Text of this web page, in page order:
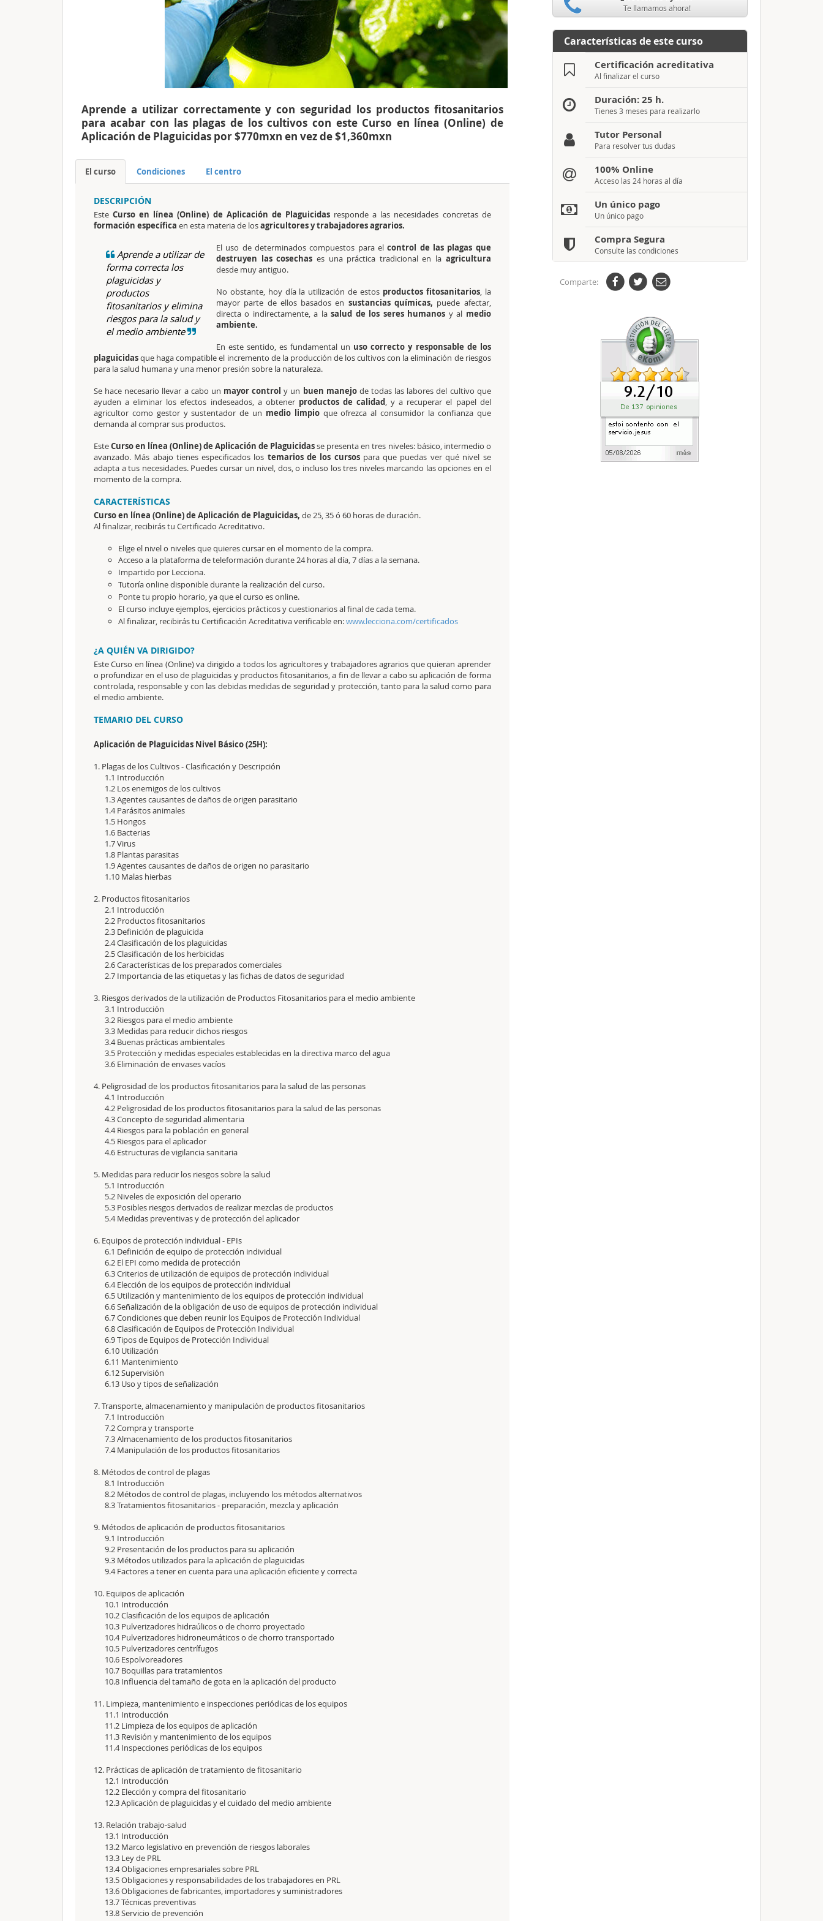
Aprende a utilizar correctamente y con seguridad los productos fitosanitarios
para acabar con las plagas de los cultivos con este Curso en línea (Online) de
Aplicación de Plaguicidas por $770mxn en vez de $1,360mxn
El curso Condiciones El centro
DESCRIPCIÓN
EsteCurso en línea (Online) de Aplicación de Plaguicidasresponde a las necesidades concretas de
formación específica en esta materia de losagricultores y trabajadores agrarios.
Aprende a utilizar de
forma correcta los
plaguicidas y
productos
fitosanitarios y elimina
riesgos para la salud y
el medio ambiente
El uso de determinados compuestos para elcontrol de las plagas que
destruyen las cosechas es una práctica tradicional en la agricultura
desde muy antiguo.
No obstante, hoy día la utilización de estos productos fitosanitarios, la
mayor parte de ellos basados en sustancias químicas, puede afectar,
directa o indirectamente, a lasalud de los seres humanos y al medio
ambiente.
En este sentido, es fundamental un uso correcto y responsable de los
plaguicidasque haga compatible el incremento de la producción de los cultivos con la eliminación de riesgos
para la salud humana y una menor presión sobre la naturaleza.
Se hace necesario llevar a cabo un mayor control y un buen manejo de todas las labores del cultivo que
ayuden a eliminar los efectos indeseados, a obtener productos de calidad, y a recuperar el papel del
agricultor como gestor y sustentador de un medio limpioque ofrezca al consumidor la confianza que
demanda al comprar sus productos.
EsteCurso en línea (Online) de Aplicación de Plaguicidasse presenta en tres niveles: básico, intermedio o
avanzado. Más abajo tienes especificados los temarios de los cursospara que puedas ver qué nivel se
adapta a tus necesidades. Puedes cursar un nivel, dos, o incluso los tres niveles marcando las opciones en el
momento de la compra.
CARACTERÍSTICAS
Curso en línea (Online) de Aplicación de Plaguicidas, de 25, 35 ó 60 horas de duración.
Al finalizar, recibirás tu Certificado Acreditativo.
Elige el nivel o niveles que quieres cursar en el momento de la compra.
Acceso a la plataforma de teleformación durante 24 horas al día, 7 días a la semana.
Impartido por Lecciona.
Tutoría online disponible durante la realización del curso.
Ponte tu propio horario, ya que el curso es online.
El curso incluye ejemplos, ejercicios prácticos y cuestionarios al final de cada tema.
Al finalizar, recibirás tu Certificación Acreditativa verificable en:www.lecciona.com/certificados
¿A QUIÉN VA DIRIGIDO?
Este Curso en línea (Online) va dirigido a todos los agricultores y trabajadores agrarios que quieran aprender
o profundizar en el uso de plaguicidas y productos fitosanitarios, a fin de llevar a cabo su aplicación de forma
controlada, responsable y con las debidas medidas de seguridad y protección, tanto para la salud como para
el medio ambiente.
TEMARIO DEL CURSO
Aplicación de Plaguicidas Nivel Básico (25H):
1. Plagas de los Cultivos - Clasificación y Descripción
1.1 Introducción
1.2 Los enemigos de los cultivos
1.3 Agentes causantes de daños de origen parasitario
1.4 Parásitos animales
1.5 Hongos
1.6 Bacterias
1.7 Virus
1.8 Plantas parasitas
1.9 Agentes causantes de daños de origen no parasitario
1.10 Malas hierbas
2. Productos fitosanitarios
2.1 Introducción
2.2 Productos fitosanitarios
2.3 Definición de plaguicida
2.4 Clasificación de los plaguicidas
2.5 Clasificación de los herbicidas
2.6 Características de los preparados comerciales
2.7 Importancia de las etiquetas y las fichas de datos de seguridad
3. Riesgos derivados de la utilización de Productos Fitosanitarios para el medio ambiente
3.1 Introducción
3.2 Riesgos para el medio ambiente
3.3 Medidas para reducir dichos riesgos
3.4 Buenas prácticas ambientales
3.5 Protección y medidas especiales establecidas en la directiva marco del agua
3.6 Eliminación de envases vacíos
4. Peligrosidad de los productos fitosanitarios para la salud de las personas
4.1 Introducción
4.2 Peligrosidad de los productos fitosanitarios para la salud de las personas
4.3 Concepto de seguridad alimentaria
4.4 Riesgos para la población en general
4.5 Riesgos para el aplicador
4.6 Estructuras de vigilancia sanitaria
5. Medidas para reducir los riesgos sobre la salud
5.1 Introducción
5.2 Niveles de exposición del operario
5.3 Posibles riesgos derivados de realizar mezclas de productos
5.4 Medidas preventivas y de protección del aplicador
6. Equipos de protección individual - EPIs
6.1 Definición de equipo de protección individual
6.2 El EPI como medida de protección
6.3 Criterios de utilización de equipos de protección individual
6.4 Elección de los equipos de protección individual
6.5 Utilización y mantenimiento de los equipos de protección individual
6.6 Señalización de la obligación de uso de equipos de protección individual
6.7 Condiciones que deben reunir los Equipos de Protección Individual
6.8 Clasificación de Equipos de Protección Individual
6.9 Tipos de Equipos de Protección Individual
6.10 Utilización
6.11 Mantenimiento
6.12 Supervisión
6.13 Uso y tipos de señalización
7. Transporte, almacenamiento y manipulación de productos fitosanitarios
7.1 Introducción
7.2 Compra y transporte
7.3 Almacenamiento de los productos fitosanitarios
7.4 Manipulación de los productos fitosanitarios
8. Métodos de control de plagas
8.1 Introducción
8.2 Métodos de control de plagas, incluyendo los métodos alternativos
8.3 Tratamientos fitosanitarios - preparación, mezcla y aplicación
9. Métodos de aplicación de productos fitosanitarios
9.1 Introducción
9.2 Presentación de los productos para su aplicación
9.3 Métodos utilizados para la aplicación de plaguicidas
9.4 Factores a tener en cuenta para una aplicación eficiente y correcta
10. Equipos de aplicación
10.1 Introducción
10.2 Clasificación de los equipos de aplicación
10.3 Pulverizadores hidraúlicos o de chorro proyectado
10.4 Pulverizadores hidroneumáticos o de chorro transportado
10.5 Pulverizadores centrífugos
10.6 Espolvoreadores
10.7 Boquillas para tratamientos
10.8 Influencia del tamaño de gota en la aplicación del producto
11. Limpieza, mantenimiento e inspecciones periódicas de los equipos
11.1 Introducción
11.2 Limpieza de los equipos de aplicación
11.3 Revisión y mantenimiento de los equipos
11.4 Inspecciones periódicas de los equipos
12. Prácticas de aplicación de tratamiento de fitosanitario
12.1 Introducción
12.2 Elección y compra del fitosanitario
12.3 Aplicación de plaguicidas y el cuidado del medio ambiente
13. Relación trabajo-salud
13.1 Introducción
13.2 Marco legislativo en prevención de riesgos laborales
13.3 Ley de PRL
13.4 Obligaciones empresariales sobre PRL
13.5 Obligaciones y responsabilidades de los trabajadores en PRL
13.6 Obligaciones de fabricantes, importadores y suministradores
13.7 Técnicas preventivas
13.8 Servicio de prevención
Te llamamos ahora!
Características de este curso
Certificación acreditativa
Al finalizar el curso
Duración: 25 h.
Tienes 3 meses para realizarlo
Tutor Personal
Para resolver tus dudas
100% Online
Acceso las 24 horas al día
Un único pago
Un único pago
Compra Segura
Consulte las condiciones
Comparte: